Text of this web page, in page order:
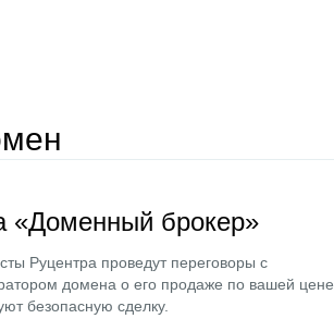
«Доменный брокер»
Руцентра проведут переговоры с
домена о его продаже по вашей цене
безопасную сделку.